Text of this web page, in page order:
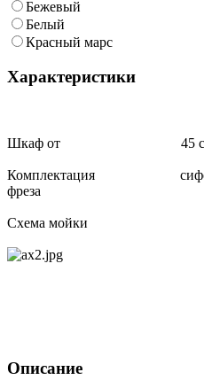
Бежевый
Белый
Красный марс
Характеристики
Шкаф от 45
Комплектация сифон,
фреза
Схема мойки
Описание